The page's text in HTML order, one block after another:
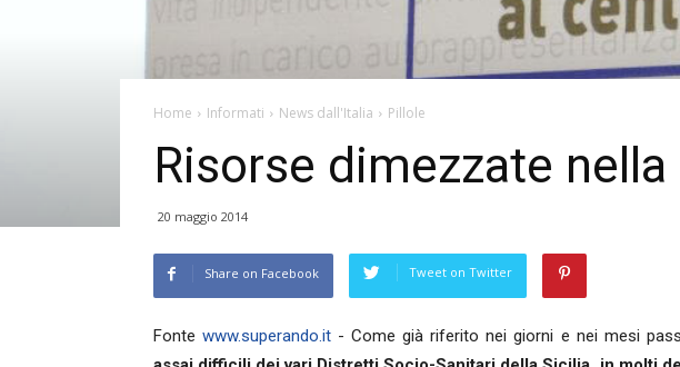
Home Informati News dall'Italia Pillole
Risorse dimezzate
20 maggio 2014
Share on Facebook Tweet on Twitter
Fontewww.superando.it - Come già riferito nei giorni e nei mesi